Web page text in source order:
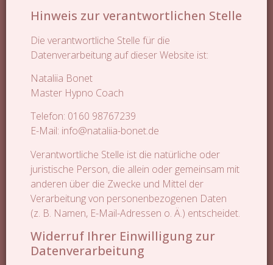
Hinweis zur verantwortlichen Stelle
Die verantwortliche Stelle für die
Datenverarbeitung auf dieser Website ist:
Nataliia Bonet
Master Hypno Coach
Telefon: 0160 98767239
E-Mail: info@nataliia-bonet.de
Verantwortliche Stelle ist die natürliche oder
juristische Person, die allein oder gemeinsam mit
anderen über die Zwecke und Mittel der
Verarbeitung von personenbezogenen Daten
(z. B. Namen, E-Mail-Adressen o. Ä.) entscheidet.
Widerruf Ihrer Einwilligung zur
Datenverarbeitung